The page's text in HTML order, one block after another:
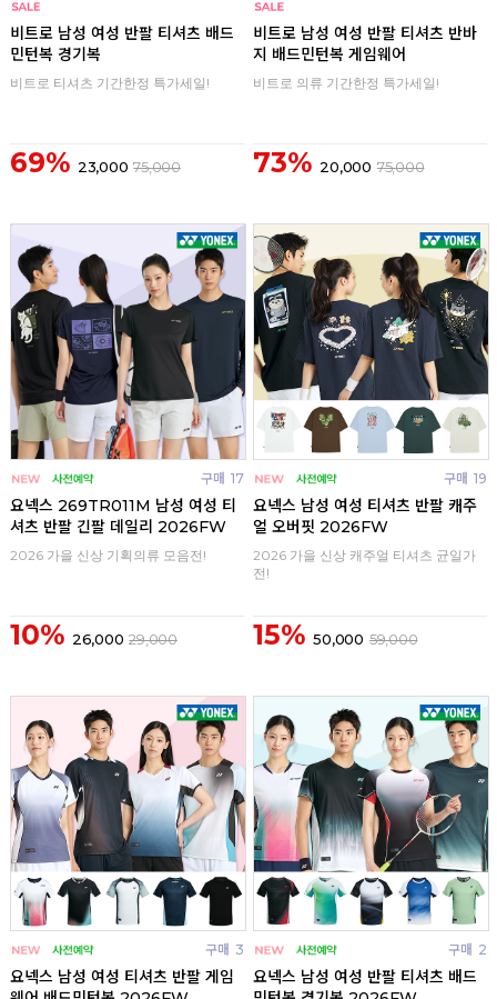
비트로 남성 여성 반팔 티셔츠 배드
민턴복 경기복
비트로 티셔츠 기간한정 특가세일!
69% 23,000 75,000
비트로 남성 여성 반팔 티셔츠 반바
지 배드민턴복 게임웨어
비트로 의류 기간한정 특가세일!
73% 20,000 75,000
구매 17
요넥스 269TR011M 남성 여성 티
셔츠 반팔 긴팔 데일리 2026FW
2026 가을 신상 기획의류 모음전!
10% 26,000 29,000
구매 19
요넥스 남성 여성 티셔츠 반팔 캐주
얼 오버핏 2026FW
2026 가을 신상 캐주얼 티셔츠 균일가
전!
15% 50,000 59,000
구매 3
요넥스 남성 여성 티셔츠 반팔 게임
구매 2
요넥스 남성 여성 반팔 티셔츠 배드